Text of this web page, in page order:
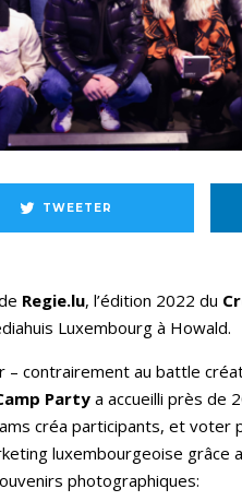
TWEETER
Regie.lu, l’édition 2022 du
Luxembourg à Howald.
contrairement au battle
Partya accueilli près de
créa participants, et voter
luxembourgeoise grâce
photographiques: